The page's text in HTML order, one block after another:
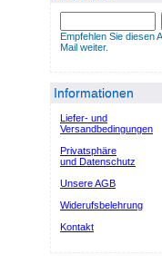
Empfehlen Sie diesen
Mail weiter.
Informationen
Liefer- und
Versandbedingungen
Privatsphäre
und Datenschutz
Unsere AGB
Widerufsbelehrung
Kontakt